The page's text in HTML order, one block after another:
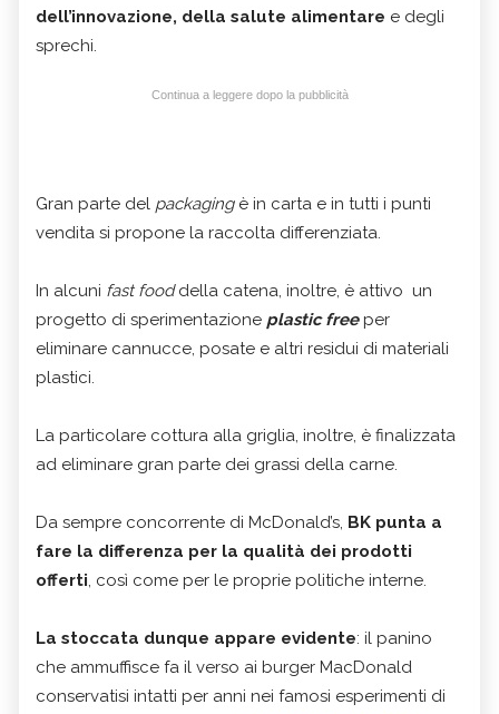
dell’innovazione, della salute alimentare e degli
sprechi.
Continua a leggere dopo la pubblicità
Gran parte del packagingè in carta e in tutti i punti
vendita si propone la raccolta differenziata.
In alcuni fast fooddella catena, inoltre, è attivo un
progetto di sperimentazione plastic free per
eliminare cannucce, posate e altri residui di materiali
plastici.
La particolare cottura alla griglia, inoltre, è finalizzata
ad eliminare gran parte dei grassi della carne.
Da sempre concorrente di McDonald’s, BK punta a
fare la differenza per la qualità dei prodotti
offerti, così come per le proprie politiche interne.
La stoccata dunque appare evidente: il panino
che ammuffisce fa il verso ai burger MacDonald
conservatisi intatti per anni nei famosi esperimenti di